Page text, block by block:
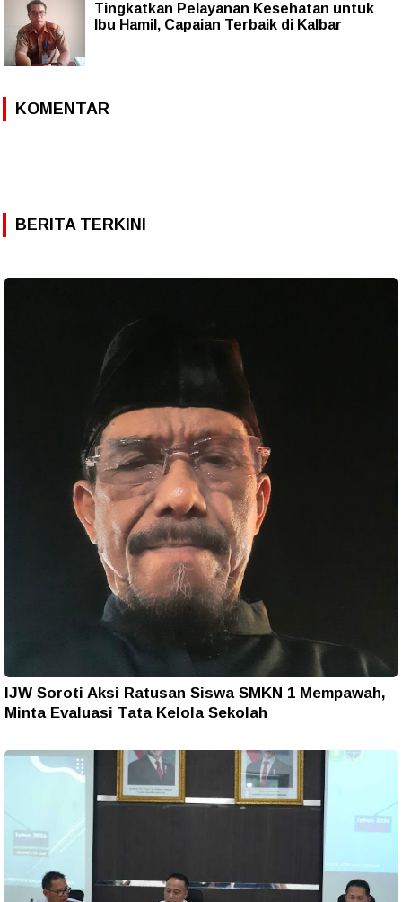
Tingkatkan Pelayanan Kesehatan untuk
Ibu Hamil, Capaian Terbaik di Kalbar
KOMENTAR
BERITA TERKINI
IJW Soroti Aksi Ratusan Siswa SMKN 1 Mempawah,
Minta Evaluasi Tata Kelola Sekolah